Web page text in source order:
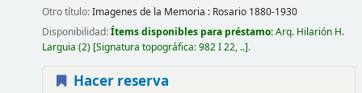
Otro título:Imagenes de la Memoria : Rosario 1880-1930
Disponibilidad:Ítems disponibles para préstamo:Arq. Hilarión H.
Larguia (2) Signatura topográfica:982 I 22, .. .
Hacer reserva